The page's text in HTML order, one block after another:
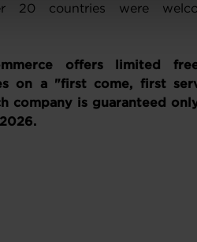
20 countries were
offers limited
on a "first come, first
company is guaranteed